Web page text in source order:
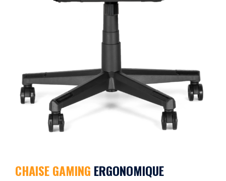
CHAISE GAMING ERGONOMIQUE